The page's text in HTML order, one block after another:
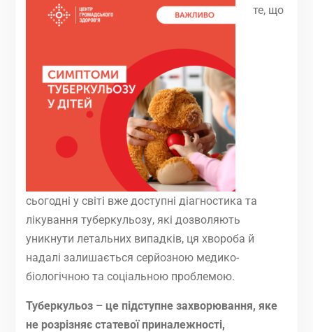
те, що
сьогодні у світі вже доступні діагностика та
лікування туберкульозу, які дозволяють
уникнути летальних випадків, ця хвороба й
надалі залишається серйозною медико-
біологічною та соціальною проблемою.
Туберкульоз – це підступне захворювання, яке
не розрізняє статевої приналежності,